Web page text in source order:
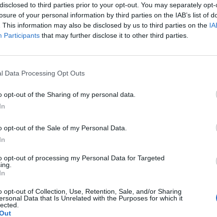
to third parties prior to your opt-out. You may separately
of your personal information by third parties on the IAB’s list of
This information may also be disclosed by us to third parties on the
Participants that may further disclose it to other third parties.
Data Processing Opt Outs
opt-out of the Sharing of my personal data.
opt-out of the Sale of my Personal Data.
opt-out of processing my Personal Data for Targeted
opt-out of Collection, Use, Retention, Sale, and/or Sharing
Data that Is Unrelated with the Purposes for which it
a a a
Ranieri, Giorgio Colangeli, Giacomo
per la tappa del 'Titano CineTour', la
una selezione di film della prima
San Marino Film Festival, con l'obiettivo
giovani registi emergenti. La rassegna
cinema proseguirà poi a Treviso e San
"Pizza Verdi" di Gary Nadeau sulla
di una pizza a domicilio a New York. A
dei registi Lorenzo Garzella e Filippo
vicende del Mondiale di Calcio del
Rudy Giuliani a Come States?
americana